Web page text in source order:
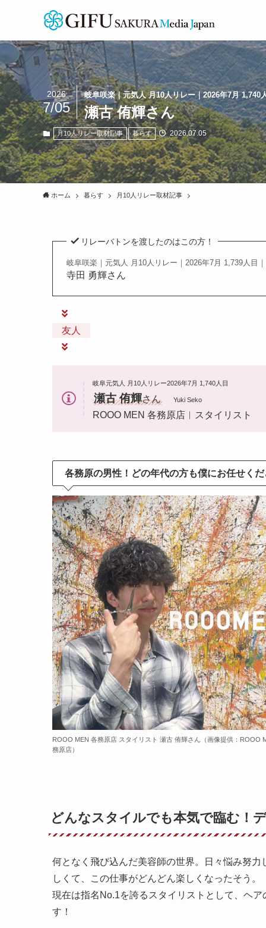
岐阜咲楽｜元気人 月10人リレー｜2026年7月 1,740
瀬古 侑輝さん
2026
7/05
月10人リレー取材記事 暮らす 2026.07.05
ホーム 暮らす 月10人リレー取材記事
リレーバトンを渡したのはこの方！
岐阜咲楽｜元気人 月10人リレー｜2026年7月 1,739人目｜
寺田 勇輝さん
友人
岐阜元気人 月10人リレー2026年7月 1,740人目
瀬古 侑輝さん Yuki Seko
ROOO MEN 各務原店︱スタイリスト
各務原の男性！どの年代の方も僕にお任せく
ROOO MEN 各務原店 スタイリスト 瀬古 侑輝さん（画像提供：ROOO
務原店）
どんなスタイルでも本気で臨む！
何となく飛び込んだ美容師の世界。日々悩み努
しくて、この仕事がどんどん楽しくなったそう。
現在は指名No.1を誇るスタイリストとして、ヘ
す！